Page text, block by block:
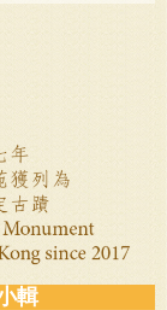
輯